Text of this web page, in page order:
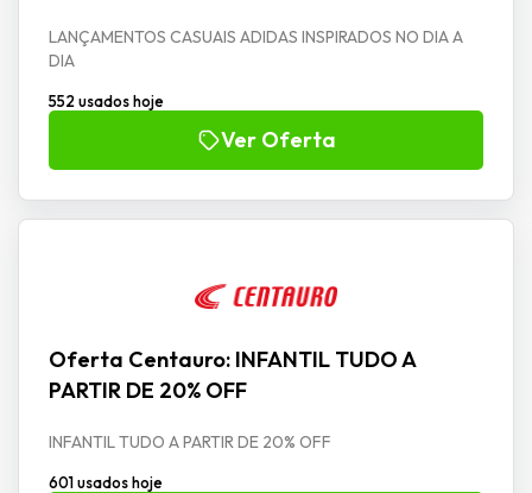
LANÇAMENTOS CASUAIS ADIDAS INSPIRADOS NO DIA A
DIA
552 usados hoje
Ver Oferta
Oferta Centauro: INFANTIL TUDO A
PARTIR DE 20% OFF
INFANTIL TUDO A PARTIR DE 20% OFF
601 usados hoje